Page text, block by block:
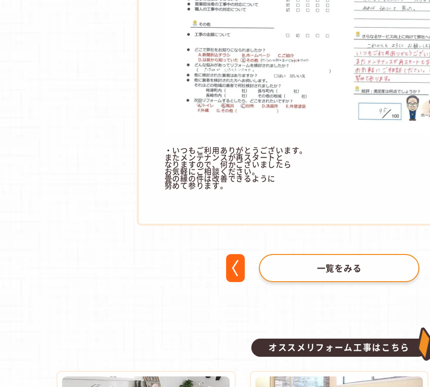
・いつもご利用ありがとうございます。
またメンテナンスが再スタートと
なりますので、何かございましたら
お気軽にご相談ください。
畳の縁の件は改善できるように
努めて参ります。
一覧をみる
オススメリフォーム工事はこちら